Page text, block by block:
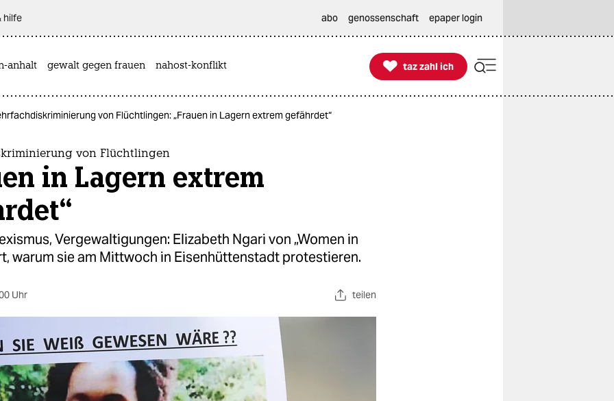
hilfe abo genossenschaft epaper login
anhalt gewalt gegen frauen nahost-konflikt 
taz zahl ich
taz zahl ich
von Flüchtlingen: „Frauen in Lagern extrem gefährdet“
von Flüchtlingen
in Lagern extrem
Vergewaltigungen: Elizabeth Ngari von „Women in
warum sie am Mittwoch in Eisenhüttenstadt protestieren.
Uhr teilen